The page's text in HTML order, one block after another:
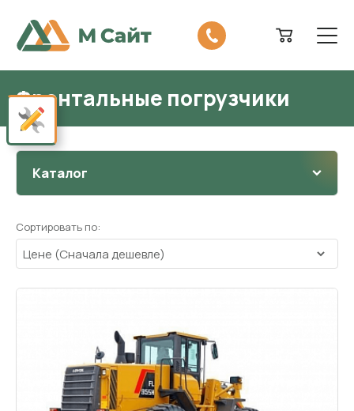
Фронтальные погрузчики
Каталог
Сортировать по:
Показать панель настроек сайта